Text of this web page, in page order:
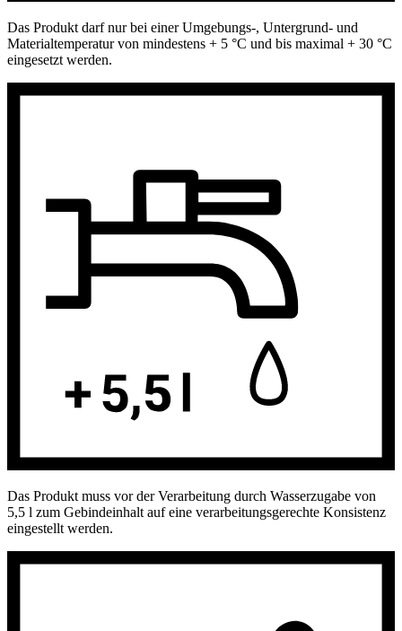
Das Produkt darf nur bei einer Umgebungs-, Untergrund- und
Materialtemperatur von mindestens + 5 °C und bis maximal + 30 °C
eingesetzt werden.
Das Produkt muss vor der Verarbeitung durch Wasserzugabe von
5,5 l zum Gebindeinhalt auf eine verarbeitungsgerechte Konsistenz
eingestellt werden.